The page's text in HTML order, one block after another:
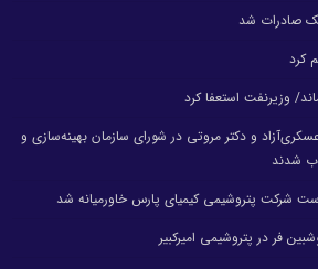
صادرات شد
وزیرنفت استعفا کرد
و دکتر مروتی در شورای سازمان بهینه‌سازی و
شدند
شرکت پتروشیمی کیمیای پارس خاورمیانه شد
فر در پتروشیمی امیرکبیر